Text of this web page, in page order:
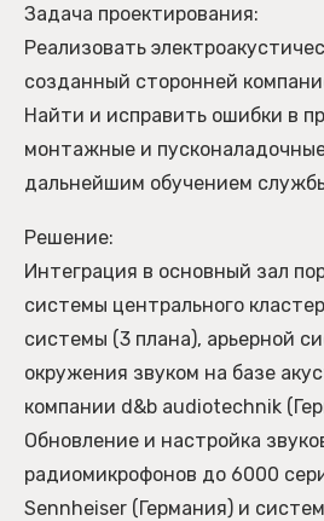
Задача проектирования:
Реализовать
созданный сторонней
Найти и исправить ошибки в
монтажные и
дальнейшим обучением
Решение:
Интеграция в основный зал
системы центрального
системы (3 плана), арьерной
окружения звуком на базе
компании d&b audiotechnik
Обновление и настройка
радиомикрофонов до 6000
Sennheiser (Германия) и